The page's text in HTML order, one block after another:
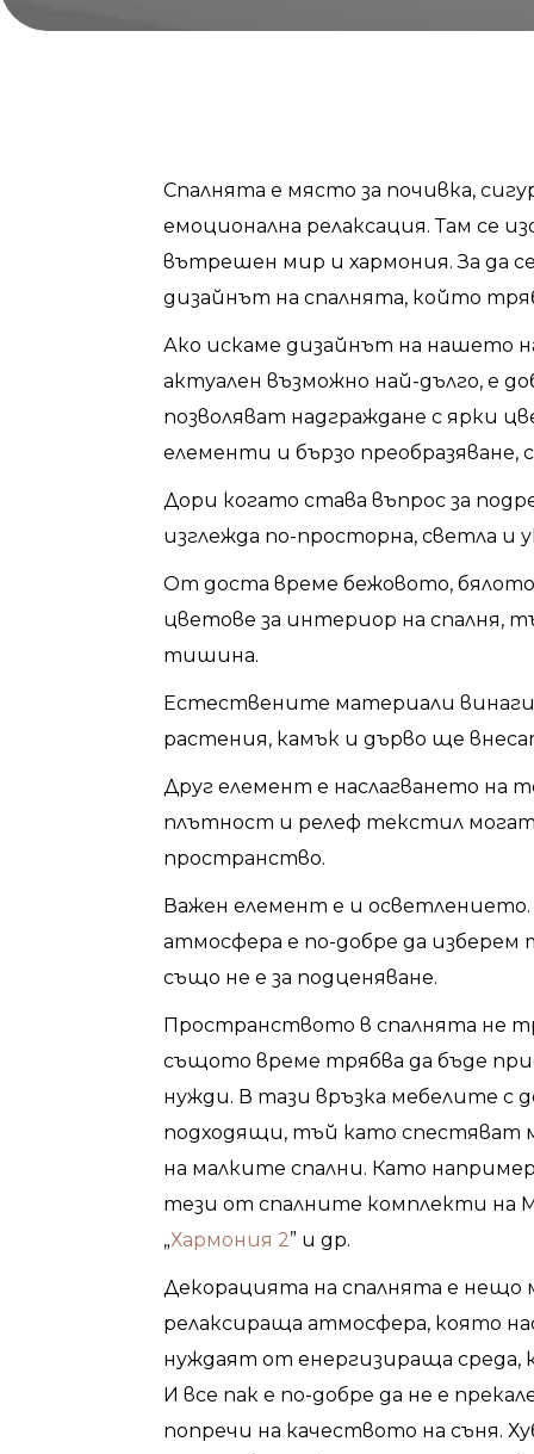
Спалнята е място за почивка,
емоционална релаксация. Там се
вътрешен мир и хармония. За да
дизайнът на спалнята, който
Ако искаме дизайнът на нашето
актуален възможно най-дълго, е
позволяват надграждане с ярки
елементи и бързо преобразяване,
Дори когато става въпрос за
изглежда по-просторна, светла
От доста време бежовото,
цветове за интериор на спалня,
тишина.
Естествените материали
растения, камък и дърво ще
Друг елемент е наслагването на
плътност и релеф текстил могат
пространство.
Важен елемент е и
атмосфера е по-добре да
също не е за подценяване.
Пространството в спалнята не
същото време трябва да бъде
нужди. В тази връзка мебелите с
подходящи, тъй като спестяват
на малките спални. Като
тези от спалните комплекти на
„Хармония 2” и др.
Декорацията на спалнята е нещо
релаксираща атмосфера, която
нуждаят от енергизираща среда,
И все пак е по-добре да не е
попречи на качеството на съня.